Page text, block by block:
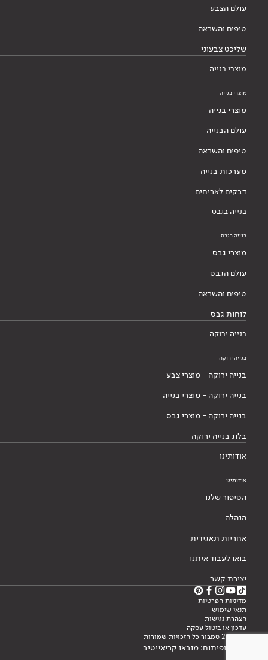
עולם הצבע
טיפים והשראה
שליכט צבעוני
מוצרי בנייה
מוצרי בנייה
מוצרי בנייה
עולם הבנייה
טיפים והשראה
מערכות בנייה
דבקים לאריחים
בנייה בגבס
בנייה בגבס
מוצרי גבס
עולם הגבס
טיפים והשראה
לוחות גבס
בנייה ירוקה
בנייה ירוקה
בנייה ירוקה - מוצרי צבע
בנייה ירוקה - מוצרי בנייה
בנייה ירוקה - מוצרי גבס
בלוג בנייה ירוקה
אודותינו
אודותינו
הסיפור שלנו
הנהלה
אחריות תאגידית
בואו לעבוד איתנו
יצירת קשר
מדיניות הפרטיות
תנאי שימוש
הצהרת נגישות
עדכון או ביטול עסקה
© 2026 טמבור כל הזכויות שמורות
עיצוב ופיתוח: מובאו קריאייטיב